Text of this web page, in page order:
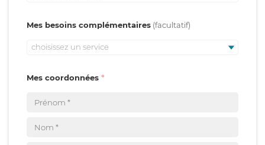
Mes besoins complémentaires
choisissez un service
Mes coordonnées